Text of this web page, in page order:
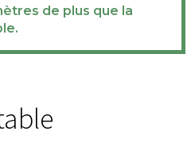
de plus que la
.